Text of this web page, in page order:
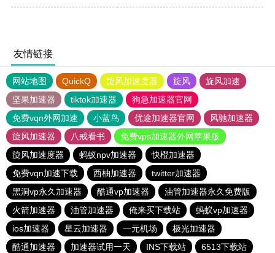
友情链接
网站地图 QuickQ 旋风加速度器 旋风
旋风加速
坚果加速器
tiktok加速器
狗急加速器官网
免费vqn外网加速
小蓝鸟 优途加速器官网
风驰加速器
旋风加速器
八戒看书
免费vps加速器外网苹果版
旋风加速度器
蚂蚁npv加速器
快橙加速器
免费vqn加速下载
西柚加速器
twitter加速器
黑洞vp永久加速器
酷通vp加速器
油管加速器永久免费版
火箭加速器
油管加速器 俺来买下载站
蚂蚁vp加速器
ios加速器
星云加速器 一元机场
极光加速器
酷通加速器
加速器试用一天 INS下载站 6513下载站